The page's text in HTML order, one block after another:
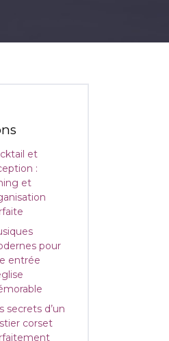
et
:
et
pour
entrée
secrets d’un
corset